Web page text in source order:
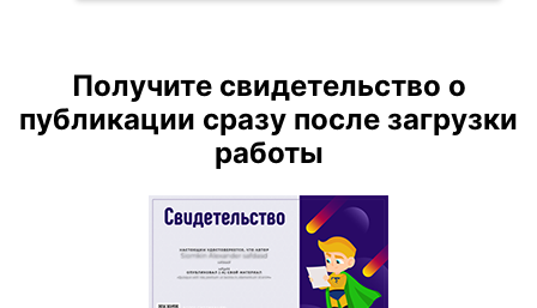
Получите свидетельство о
публикации сразу после загрузки
работы